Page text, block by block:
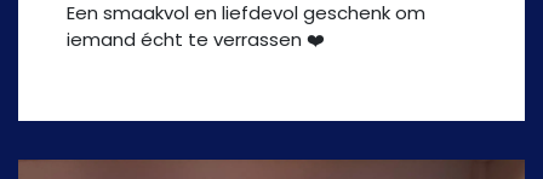
Een smaakvol en liefdevol geschenk om
iemand écht te verrassen ❤️